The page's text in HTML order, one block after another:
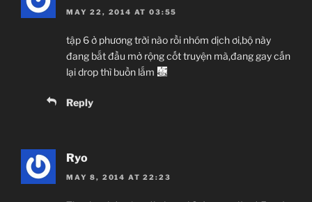
MAY 22, 2014 AT 03:55
tập 6 ở phương trời nào rồi nhóm dịch ơi,bộ này
đang bắt đầu mở rộng cốt truyện mà,đang gay cấn
lại drop thì buồn lắm
Reply
Ryo
MAY 8, 2014 AT 22:23